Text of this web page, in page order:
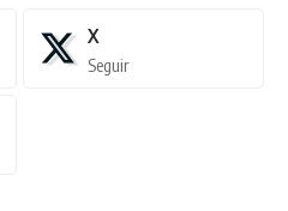
X
Seguir